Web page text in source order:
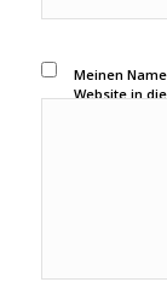
Meinen
Website in